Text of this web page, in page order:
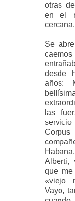
otras
en el
cercana.
Se
desde
años:
las
Alberti,
que me
«viejo
Vayo,